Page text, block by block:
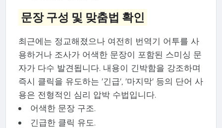
문장 구성 및 맞춤법 확인
최근에는 정교해졌으나 여전히 번역기 어투를 사
용하거나 조사가 어색한 문장이 포함된 스미싱 문
자가 다수 발견됩니다. 내용이 긴박함을 강조하며
즉시 클릭을 유도하는 '긴급', '마지막' 등의 단어 사
용은 전형적인 심리 압박 수법입니다.
어색한 문장 구조.
긴급한 클릭 유도.